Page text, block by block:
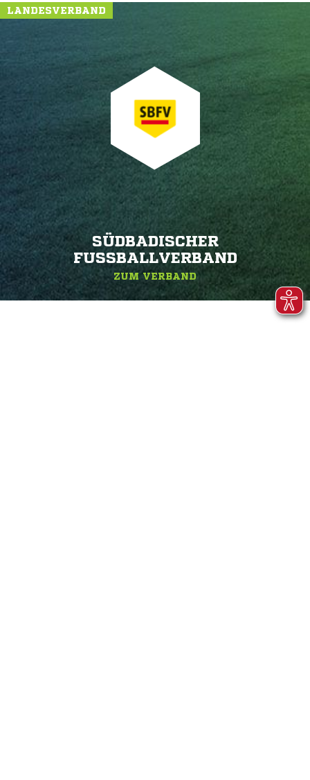
LANDESVERBAND
SÜDBADISCHER
FUSSBALLVERBAND
ZUM VERBAND